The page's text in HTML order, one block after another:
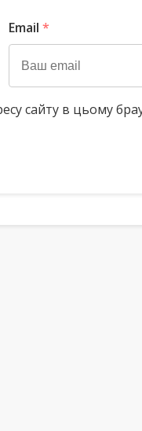
Email *
сайту в цьому